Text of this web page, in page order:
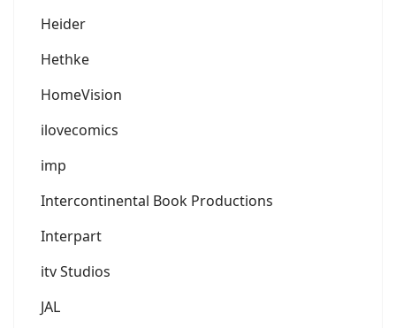
Heider
Hethke
HomeVision
ilovecomics
imp
Intercontinental Book Productions
Interpart
itv Studios
JAL